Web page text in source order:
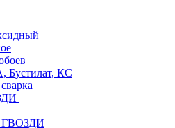
Бустилат, КС